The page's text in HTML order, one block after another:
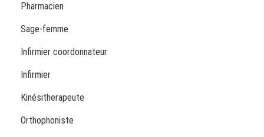
Pharmacien
Sage-femme
Infirmier coordonnateur
Infirmier
Kinésitherapeute
Orthophoniste